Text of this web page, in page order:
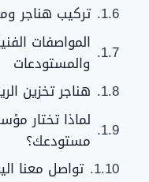
تركيب هناجر
المواصفات
والمستودعات
هناجر تخزين
لماذا تختار
مستودعك؟
تواصل معنا